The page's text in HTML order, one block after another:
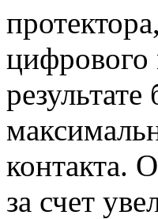
цифрового
контакта.
за счет